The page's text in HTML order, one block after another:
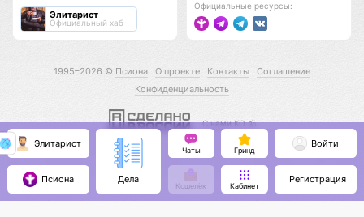
Элитарист
Официальный хаб
Официальные ресурсы:
1995–2026 © Псиона О проекте Контакты
Соглашение
Конфиденциальность
С нами КО 🕉️
Элитарист
Псиона Дела
Чаты Гринд
Кошелёк Кабинет
Войти
Регистрация